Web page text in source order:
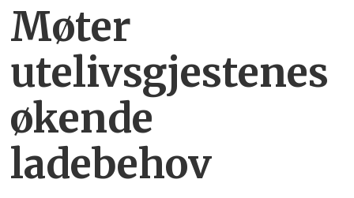
Møter
utelivsgjestenes
økende
ladebehov